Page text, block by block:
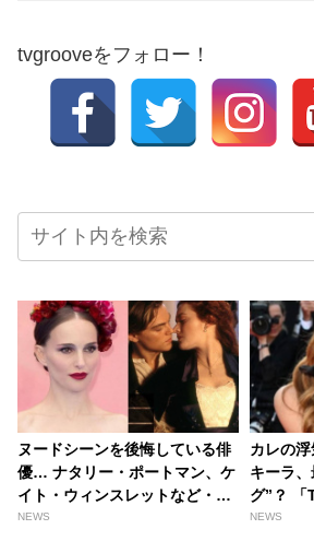
tvgrooveをフォロー！
ヌードシーンを後悔している俳
優… ナタリー・ポートマン、ケ
イト・ウィンスレットなど・・
その理由とは？ - tvgroove
NEWS
カレの
キーラ
グ”？
祝福する
NEWS